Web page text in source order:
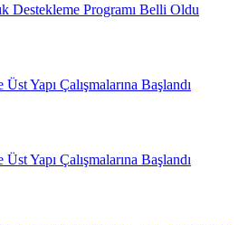
Destekleme Programı Belli Oldu
Yapı Çalışmalarına Başlandı
Yapı Çalışmalarına Başlandı